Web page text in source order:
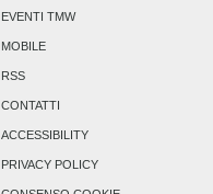
EVENTI TMW
MOBILE
RSS
CONTATTI
ACCESSIBILITY
PRIVACY POLICY